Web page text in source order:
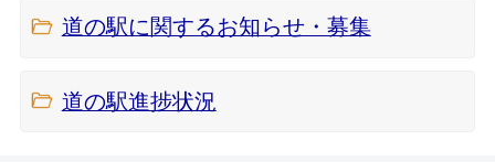
道の駅に関するお知らせ・募集
道の駅進捗状況